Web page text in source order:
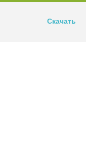
Скачать